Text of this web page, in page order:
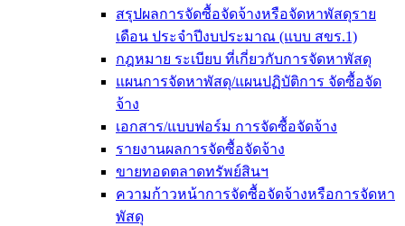
สรุปผลการจัดซื้อจัดจ้างหรือจัดหาพัสดุราย
เดือน ประจำปีงบประมาณ (แบบ สขร.1)
กฎหมาย ระเบียบ ที่เกี่ยวกับการจัดหาพัสดุ
แผนการจัดหาพัสดุ/แผนปฏิบัติการ จัดซื้อจัด
จ้าง
เอกสาร/แบบฟอร์ม การจัดซื้อจัดจ้าง
รายงานผลการจัดซื้อจัดจ้าง
ขายทอดตลาดทรัพย์สินฯ
ความก้าวหน้าการจัดซื้อจัดจ้างหรือการจัดหา
พัสดุ